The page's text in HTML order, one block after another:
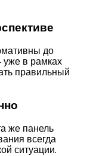
до
уже в рамках
правильный
же панель
всегда
ситуации.